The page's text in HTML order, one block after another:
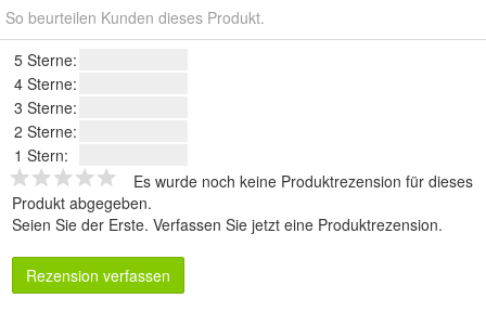
So beurteilen Kunden dieses Produkt.
5 Sterne:
4 Sterne:
3 Sterne:
2 Sterne:
1 Stern:
Es wurde noch keine Produktrezension für dieses
Produkt abgegeben.
Seien Sie der Erste. Verfassen Sie jetzt eine Produktrezension.
Rezension verfassen